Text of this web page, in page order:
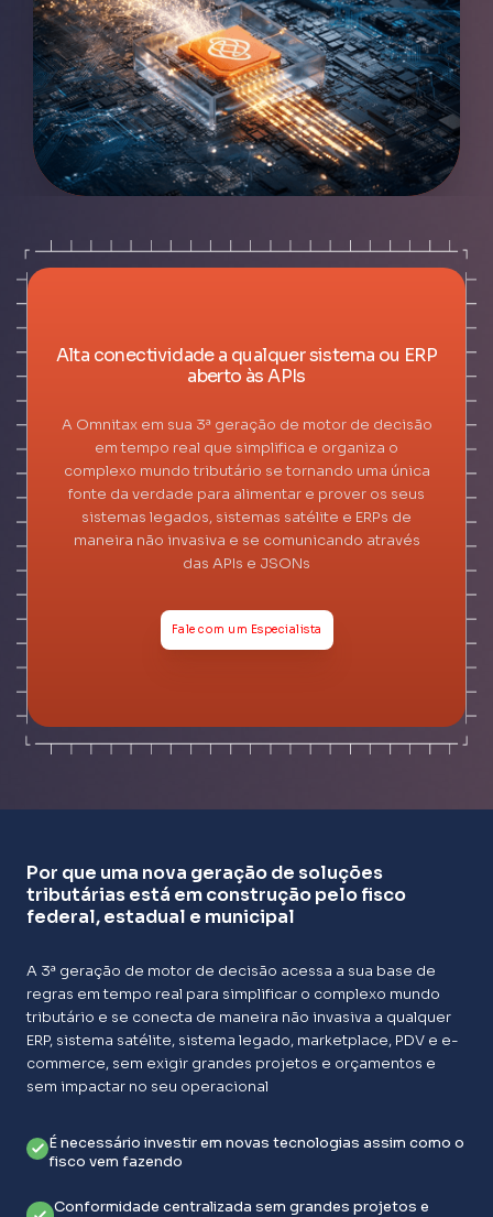
Alta conectividade a qualquer sistema ou ERP
aberto às APIs
A Omnitax em sua 3ª geração de motor de decisão
em tempo real que simplifica e organiza o
complexo mundo tributário se tornando uma única
fonte da verdade para alimentar e prover os seus
sistemas legados, sistemas satélite e ERPs de
maneira não invasiva e se comunicando através
das APIs e JSONs
Fale com um Especialista
Por que uma nova geração de soluções
tributárias está em construção pelo fisco
federal, estadual e municipal
A 3ª geração de motor de decisão acessa a sua base de
regras em tempo real para simplificar o complexo mundo
tributário e se conecta de maneira não invasiva a qualquer
ERP, sistema satélite, sistema legado, marketplace, PDV e e-
commerce, sem exigir grandes projetos e orçamentos e
sem impactar no seu operacional
É necessário investir em novas tecnologias assim como o
fisco vem fazendo
Conformidade centralizada sem grandes projetos e